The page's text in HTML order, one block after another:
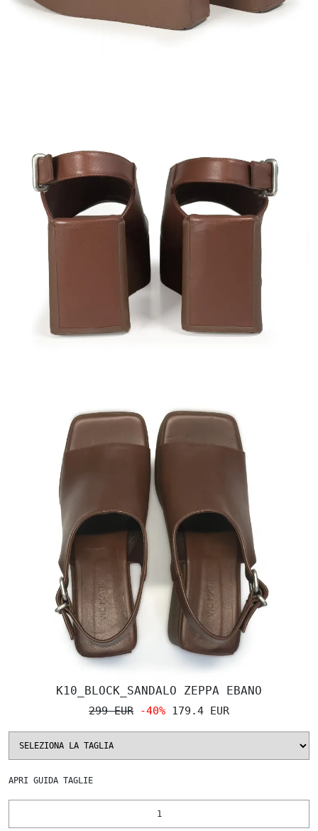
K10_BLOCK_SANDALO ZEPPA EBANO
299 EUR -40% 179.4 EUR
APRI GUIDA TAGLIE